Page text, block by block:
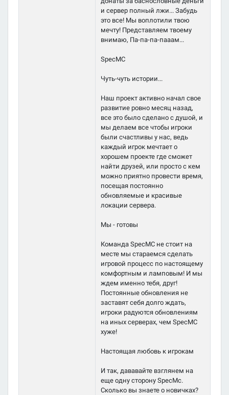
и сервер полный лжи... Забудь
это все! Мы воплотили твою
мечту! Представляем твоему
внимаю, Па-па-па-пааам...
SpecMC
Чуть-чуть истории...
Наш проект активно начал свое
развитие ровно месяц назад,
все это было сделано с душой, и
мы делаем все чтобы игроки
были счастливы у нас, ведь
каждый игрок мечтает о
хорошем проекте где сможет
найти друзей, или просто с кем
можно приятно провести время,
посещая постоянно
обновляемые и красивые
локации сервера.
Мы - готовы
Команда SpecMC не стоит на
месте мы стараемся сделать
игровой процесс по настоящему
комфортным и ламповым! И мы
ждем именно тебя, друг!
Постоянные обновления не
заставят себя долго ждать,
игроки радуются обновлениям
на иных серверах, чем SpecMC
хуже!
Настоящая любовь к игрокам
И так, дававайте взглянем на
еще одну сторону SpecMc.
Сколько вы знаете о новичках?